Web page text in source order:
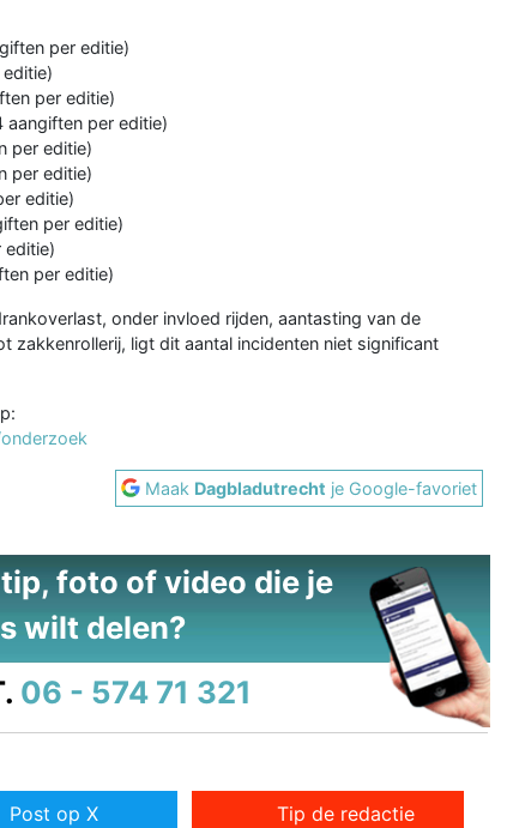
per editie)
per editie)
aangiften per editie)
per editie)
per editie)
editie)
per editie)
editie)
per editie)
onder invloed rijden, aantasting van de
zakkenrollerij, ligt dit aantal incidenten niet significant
Maak Dagbladutrecht je Google-favoriet
foto of video die je
wilt delen?
06 - 574 71 321
Post op X Tip de redactie